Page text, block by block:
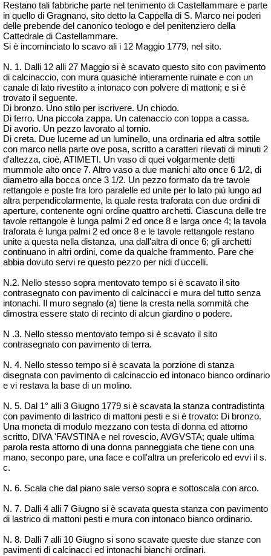
Restano tali fabbriche parte nel tenimento di Castellammare e parte
in quello di Gragnano, sito detto la Cappella di S. Marco nei poderi
delle prebende del canonico teologo e del penitenziero della
Cattedrale di Castellammare.
Si è incominciato lo scavo ali i 12 Maggio 1779, nel sito.
N. 1. Dalli 12 alli 27 Maggio si è scavato questo sito con pavimento
di calcinaccio, con muraquasichè intieramente ruinate e con un
canale di lato rivestito a intonaco con polvere di mattoni; e si è
trovato il seguente.
Di bronzo. Uno stilo per iscrivere. Un chiodo.
Di ferro. Una piccola zappa. Un catenaccio con toppa a cassa.
Di avorio. Un pezzo lavorato al tornio.
Di creta. Due lucerne ad un luminello, una ordinaria ed altra sottile
con marco nella parte ove posa, scritto a caratteri rilevati di minuti 2
d'altezza, cioè, ATIMETI. Un vaso di quei volgarmente detti
mummole alto once 7. Altro vaso a due manichi alto once 6 1/2, di
diametro alla bocca once 3 1/2. Un pezzo formato da tre tavole
rettangole e poste fra loro paralelle ed unite per lo lato più lungo ad
altra perpendicolarmente, la quale resta traforata con due ordini di
aperture, contenente ogni ordine quattro archetti. Ciascuna delle tre
tavole rettangole è lunga palmi 2 ed once 8 e larga once 4; la tavola
traforata è lunga palmi 2 ed once 8 e le tavole rettangole restano
unite a questa nella distanza, una dall'altra di once 6; gli archetti
continuano in altri ordini, come da qualche frammento. Pare che
abbia dovuto servi re questo pezzo per nidi d'uccelli.
N.2. Nello stesso sopra mentovato tempo si è scavato il sito
contrasegnato con pavimento di calcinacci e mura del tutto senza
intonachi. Il muro segnalo (a) tiene la cresta nella sommità che
dimostra essere stato di recinto di alcun giardino o podere.
N .3. Nello stesso mentovato tempo si è scavato il sito
contrasegnato con pavimento di terra.
N. 4. Nello stesso tempo si è scavata la porzione di stanza
disegnata con pavimento di calcinaccio ed intonaco bianco ordinario
e vi restava la base di un molino.
N. 5. Dal 1° alli 3 Giugno 1779 si è scavata la stanzacontradistinta
con pavimento di lastrico di mattoni pesti e si è trovato: Di bronzo.
Una moneta di modulo mezzano con testa di donna ed attorno
scritto, DIVA 'FAVSTINA e nel rovescio, AVGVSTA; quale ultima
parola resta attorno di una donna panneggiata che tiene con una
mano, seconpo pare, una face e coll'altra un prefericolo ed evvi il s.
c.
N. 6. Scala che dal piano sale verso sopra e sottoscala con arco.
N. 7. Dalli 4 alli 7 Giugno si è scavata questa stanza con pavimento
di lastrico di mattoni pesti e mura con intonaco bianco ordinario.
N. 8. Dalli 7 alli 10 Giugno si sono scavate queste due stanze con
pavimenti di calcinacci ed intonachi bianchi ordinari.